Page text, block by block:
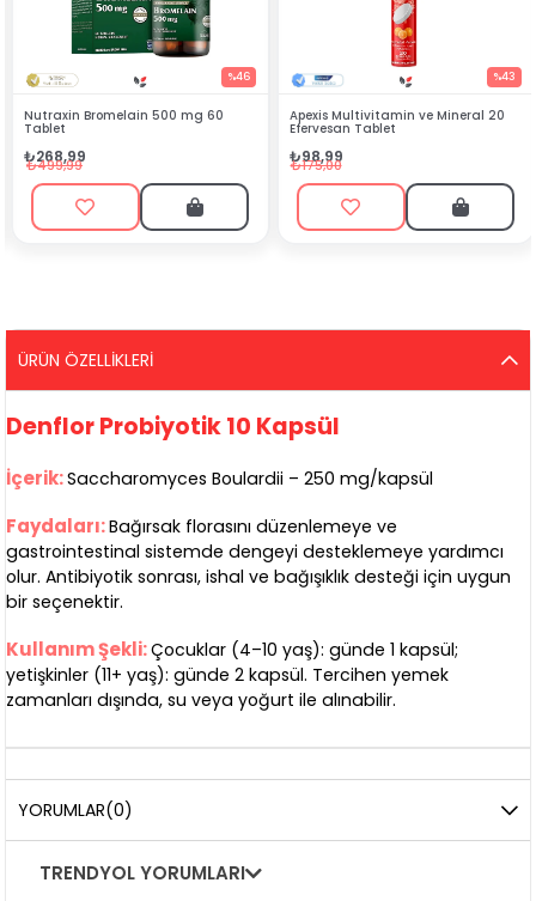
%46
Nutraxin Bromelain 500 mg 60
Tablet
₺268,99
₺499,99
%43
Apexis Multivitamin ve Mineral 20
Efervesan Tablet
₺98,99
₺175,00
ÜRÜN ÖZELLIKLERI
Denflor Probiyotik 10 Kapsül
İçerik:Saccharomyces Boulardii – 250 mg/kapsül
Faydaları:Bağırsak florasını düzenlemeye ve
gastrointestinal sistemde dengeyi desteklemeye yardımcı
olur. Antibiyotik sonrası, ishal ve bağışıklık desteği için uygun
bir seçenektir.
Kullanım Şekli:Çocuklar (4–10 yaş): günde 1 kapsül;
yetişkinler (11+ yaş): günde 2 kapsül. Tercihen yemek
zamanları dışında, su veya yoğurt ile alınabilir.
YORUMLAR(0)
TRENDYOL YORUMLARI